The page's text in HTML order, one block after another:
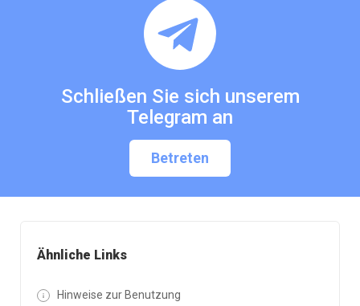
Ähnliche Links
Hinweise zur Benutzung
Schließen Sie sich unserem
Telegram an
Betreten